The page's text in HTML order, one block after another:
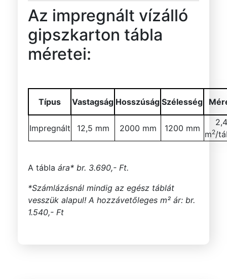
Az impregnált vízálló
gipszkarton tábla
méretei:
Típus Vastagság Hosszúság Szélesség
Impregnált 12,5 mm 2000 mm 1200 mm
2,4
m2/
A tábla ára* br. 3.690,- Ft.
*Számlázásnál mindig az egész táblát
vesszük alapul! A hozzávetőleges m² ár: br.
1.540,- Ft